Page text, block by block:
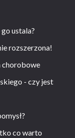
ustala?
rozszerzona!
chorobowe
- czy jest
co warto